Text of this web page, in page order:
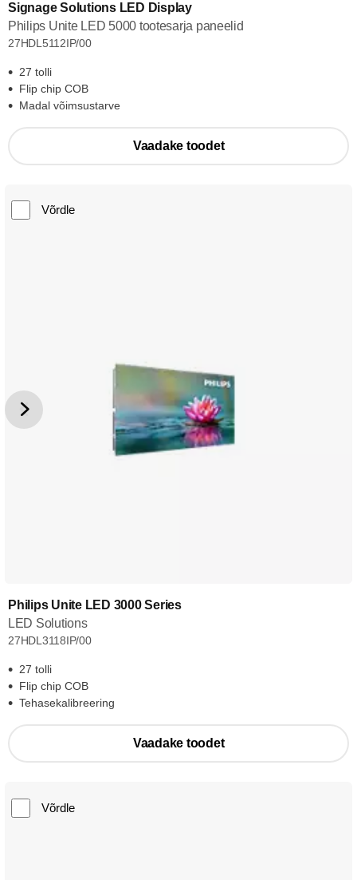
Signage Solutions LED Display
Philips Unite LED 5000 tootesarja paneelid
27HDL5112IP/00
27 tolli
Flip chip COB
Madal võimsustarve
Vaadake toodet
Võrdle
Philips Unite LED 3000 Series
LED Solutions
27HDL3118IP/00
27 tolli
Flip chip COB
Tehasekalibreering
Vaadake toodet
Võrdle